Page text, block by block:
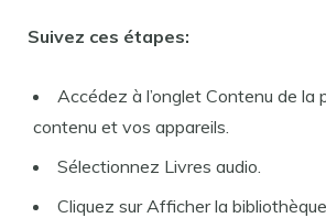
Suivez ces étapes:
Accédez à l’onglet Contenu de la
contenu et vos appareils.
Sélectionnez Livres audio.
Cliquez sur Afficher la